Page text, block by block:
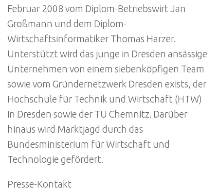
Februar 2008 vom Diplom-Betriebswirt Jan
Großmann und dem Diplom-
Wirtschaftsinformatiker Thomas Harzer.
Unterstützt wird das junge in Dresden ansässige
Unternehmen von einem siebenköpfigen Team
sowie vom Gründernetzwerk Dresden exists, der
Hochschule für Technik und Wirtschaft (HTW)
in Dresden sowie der TU Chemnitz. Darüber
hinaus wird Marktjagd durch das
Bundesministerium für Wirtschaft und
Technologie gefördert.
Presse-Kontakt